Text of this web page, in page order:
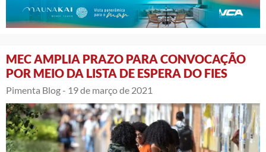
MEC AMPLIA PRAZO PARA CONVOCAÇÃO
POR MEIO DA LISTA DE ESPERA DO FIES
Pimenta Blog - 19 de março de 2021